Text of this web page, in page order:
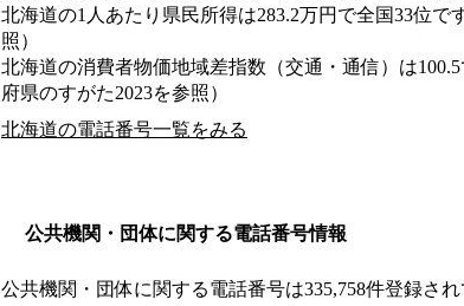
北海道の1人あたり県民所得は283.2万円で全国33位
照）
北海道の消費者物価地域差指数（交通・通信）は
府県のすがた2023を参照）
北海道の電話番号一覧をみる
公共機関・団体に関する電話番号情報
公共機関・団体に関する電話番号は335,758件登録され